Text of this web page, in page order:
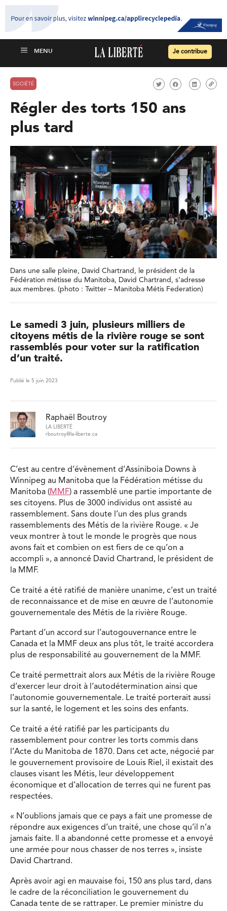
Je contribue
SOCIÉTÉ
Régler des torts 150 ans
plus tard
Dans une salle pleine, David Chartrand, le président de la
Fédération métisse du Manitoba, David Chartrand, s’adresse
aux membres. (photo : Twitter – Manitoba Métis Federation)
Le samedi 3 juin, plusieurs milliers de
citoyens métis de la rivière rouge se sont
rassemblés pour voter sur la ratification
d’un traité.
Publié le 5 juin 2023
Raphaël Boutroy
LA LIBERTÉ
rboutroy@la-liberte.ca
C’est au centre d’évènement d’Assiniboia Downs à
Winnipeg au Manitoba que la Fédération métisse du
Manitoba (MMF) a rassemblé une partie importante de
ses citoyens. Plus de 3000 individus ont assisté au
rassemblement. Sans doute l’un des plus grands
rassemblements des Métis de la rivière Rouge. « Je
veux montrer à tout le monde le progrès que nous
avons fait et combien on est fiers de ce qu’on a
accompli », a annoncé David Chartrand, le président de
la MMF.
Ce traité a été ratifié de manière unanime, c’est un traité
de reconnaissance et de mise en œuvre de l’autonomie
gouvernementale des Métis de la rivière Rouge.
Partant d’un accord sur l’autogouvernance entre le
Canada et la MMF deux ans plus tôt, le traité accordera
plus de responsabilité au gouvernement de la MMF.
Ce traité permettrait alors aux Métis de la rivière Rouge
d’exercer leur droit à l’autodétermination ainsi que
l’autonomie gouvernementale. Le traité porterait aussi
sur la santé, le logement et les soins des enfants.
Ce traité a été ratifié par les participants du
rassemblement pour contrer les torts commis dans
l’Acte du Manitoba de 1870. Dans cet acte, négocié par
le gouvernement provisoire de Louis Riel, il existait des
clauses visant les Métis, leur développement
économique et d’allocation de terres qui ne furent pas
respectées.
« N’oublions jamais que ce pays a fait une promesse de
répondre aux exigences d’un traité, une chose qu’il n’a
jamais faite. Il a abandonné cette promesse et a envoyé
une armée pour nous chasser de nos terres », insiste
David Chartrand.
Après avoir agi en mauvaise foi, 150 ans plus tard, dans
le cadre de la réconciliation le gouvernement du
Canada tente de se rattraper. Le premier ministre du